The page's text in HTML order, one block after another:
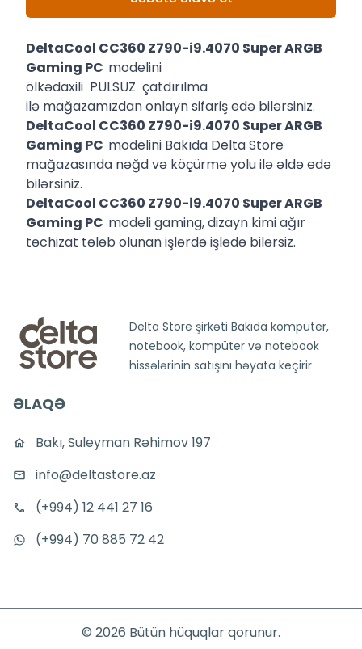
DeltaCool CC360 Z790-i9.4070 Super ARGB
Gaming PC modelini
ölkədaxili PULSUZ çatdırılma
ilə mağazamızdan onlayn sifariş edə bilərsiniz.
DeltaCool CC360 Z790-i9.4070 Super ARGB
Gaming PC modelini Bakıda Delta Store
mağazasında nəğd və köçürmə yolu ilə əldə edə
bilərsiniz.
DeltaCool CC360 Z790-i9.4070 Super ARGB
Gaming PC modeli gaming, dizayn kimi ağır
təchizat tələb olunan işlərdə işlədə bilərsiz.
Delta Store şirkəti Bakıda kompüter,
notebook, kompüter və notebook
hissələrinin satışını həyata keçirir
ƏLAQƏ
Bakı, Suleyman Rəhimov 197
info@deltastore.az
(+994) 12 441 27 16
(+994) 70 885 72 42
© 2026 Bütün hüquqlar qorunur.